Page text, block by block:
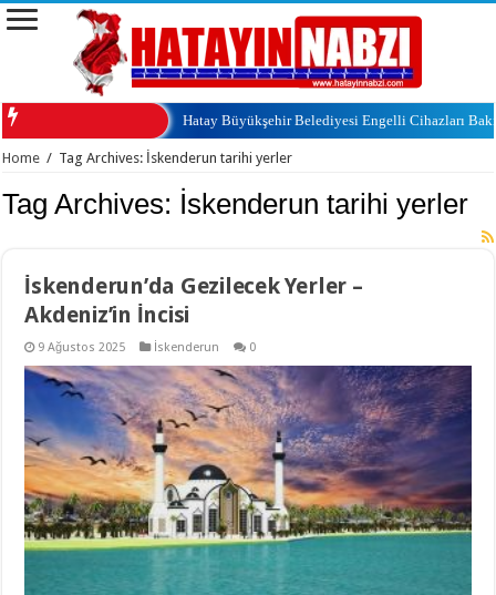
Hatay Büyükşehir Belediyesi Engelli Cihazları
Home / Tag Archives: İskenderun tarihi yerler
Tag Archives: İskenderun tarihi yerler
İskenderun’da Gezilecek Yerler –
Akdeniz’in İncisi
9 Ağustos 2025 İskenderun 0